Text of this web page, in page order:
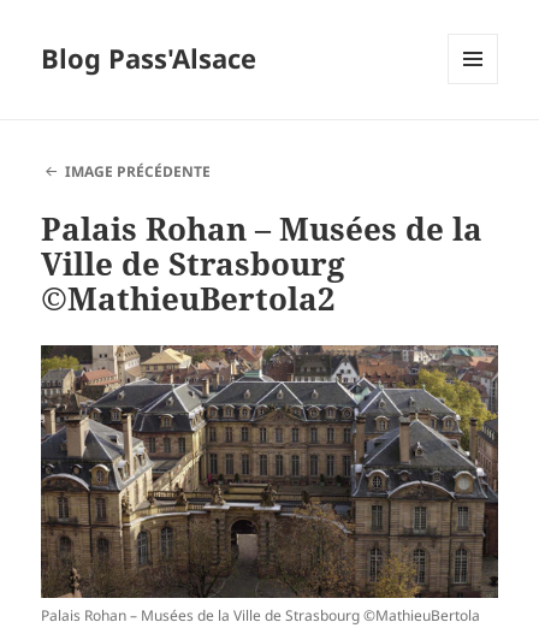
Blog Pass'Alsace
IMAGE PRÉCÉDENTE
Palais Rohan – Musées de la
Ville de Strasbourg
©MathieuBertola2
Palais Rohan – Musées de la Ville de Strasbourg ©MathieuBertola